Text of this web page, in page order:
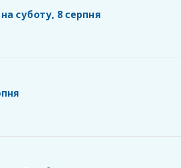
суботу, 8 серпня